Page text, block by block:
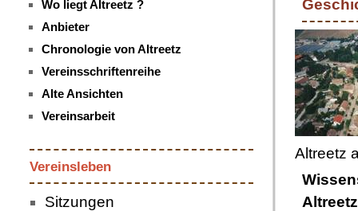
Wo liegt Altreetz ?
Anbieter
Chronologie von Altreetz
Vereinsschriftenreihe
Alte Ansichten
Vereinsarbeit
Vereinsleben
Sitzungen
Altreetz
Altreetz